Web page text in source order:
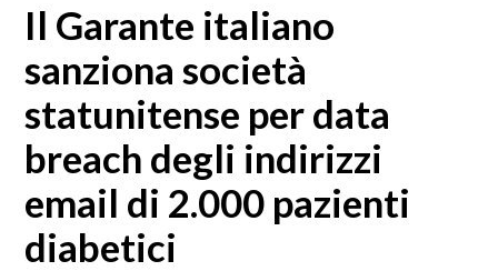
Il Garante italiano
sanziona società
statunitense per data
breach degli indirizzi
email di 2.000 pazienti
diabetici